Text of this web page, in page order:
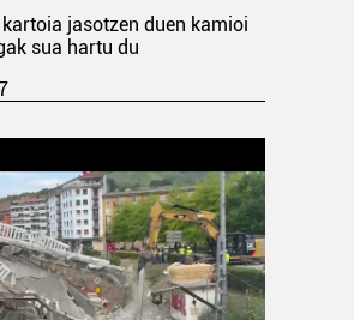
kartoia jasotzen duen kamioi
sua hartu du